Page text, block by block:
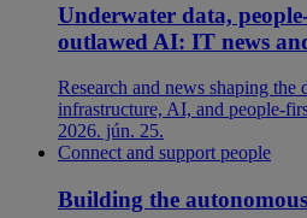
Underwater data,
outlawed AI: IT news
Research and news shaping
infrastructure, AI, and people-
2026. jún. 25.
Connect and support people
Building the